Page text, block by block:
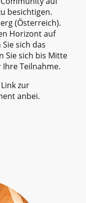
besichtigen.
(Österreich).
Horizont auf
sich das
Sie sich bis Mitte
Teilnahme.
zur
anbei.